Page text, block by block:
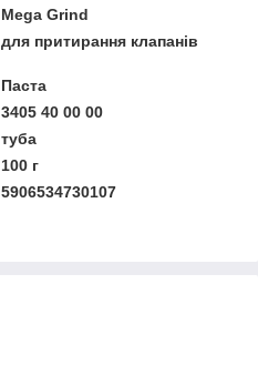
Mega Grind
для притирання клапанів
Паста
3405 40 00 00
туба
100 г
5906534730107